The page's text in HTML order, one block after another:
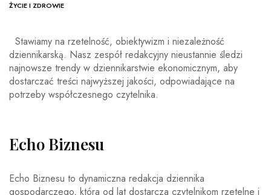
ŻYCIE I ZDROWIE
Stawiamy na rzetelność, obiektywizm i niezależność
dziennikarską. Nasz zespół redakcyjny nieustannie śledzi
najnowsze trendy w dziennikarstwie ekonomicznym, aby
dostarczać treści najwyższej jakości, odpowiadające na
potrzeby współczesnego czytelnika.
Echo Biznesu
Echo Biznesu to dynamiczna redakcja dziennika
gospodarczego, która od lat dostarcza czytelnikom rzetelne i